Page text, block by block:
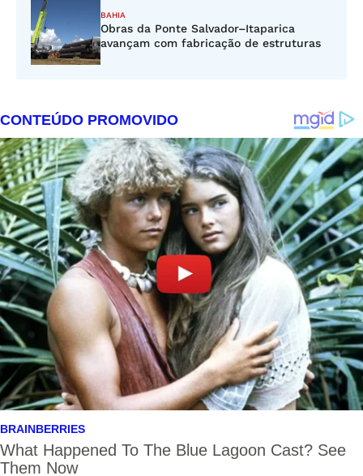
BAHIA
Obras da Ponte Salvador–Itaparica
avançam com fabricação de estruturas